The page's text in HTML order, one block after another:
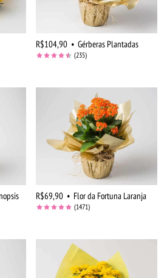
R$104,90 • Gérberas Plantadas
(235)
R$69,90 • Flor da Fortuna Laranja
(1471)